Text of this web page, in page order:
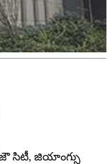
సిటీ, జియాంగ్సు